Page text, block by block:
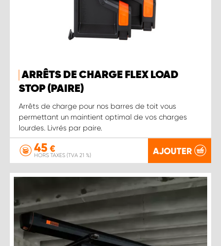
ARRÊTS DE CHARGE FLEX LOAD
STOP (PAIRE)
Arrêts de charge pour nos barres de toit vous
permettant un maintient optimal de vos charges
lourdes. Livrés par paire.
45 €
HORS TAXES (TVA 21 %) AJOUTER